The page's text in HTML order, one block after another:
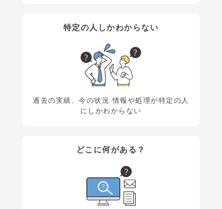
特定の人しかわからない
過去の実績、今の状況 情報や処理が特定の人
にしかわからない
どこに何がある？